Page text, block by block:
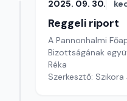
2025. 09. 30.
Reggeli riport
A Pannonhalmi
Bizottságának
Réka
Szerkesztő: